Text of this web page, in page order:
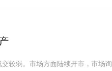
较弱。市场方面陆续开市，市场询